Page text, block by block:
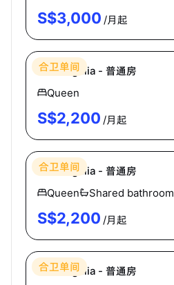
S$3,000 /月起
合卫单间
The Regalia - 普通房
Queen
S$2,200 /月起
合卫单间
The Regalia - 普通房
Queen
Shared bathroom
S$2,200 /月起
合卫单间
The Regalia - 普通房